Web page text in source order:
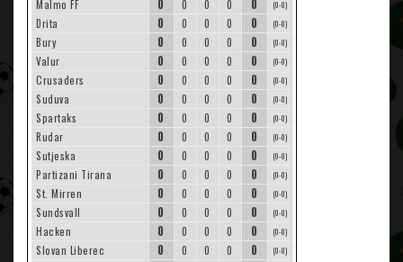
Malmo FF 0 0 0 0 0 (0-0)
Drita 0 0 0 0 0 (0-0)
Bury 0 0 0 0 0 (0-0)
Valur 0 0 0 0 0 (0-0)
Crusaders 0 0 0 0 0 (0-0)
Suduva 0 0 0 0 0 (0-0)
Spartaks 0 0 0 0 0 (0-0)
Rudar 0 0 0 0 0 (0-0)
Sutjeska 0 0 0 0 0 (0-0)
Partizani Tirana 0 0 0 0 0 (0-0)
St. Mirren 0 0 0 0 0 (0-0)
Sundsvall 0 0 0 0 0 (0-0)
Hacken 0 0 0 0 0 (0-0)
Slovan Liberec 0 0 0 0 0 (0-0)